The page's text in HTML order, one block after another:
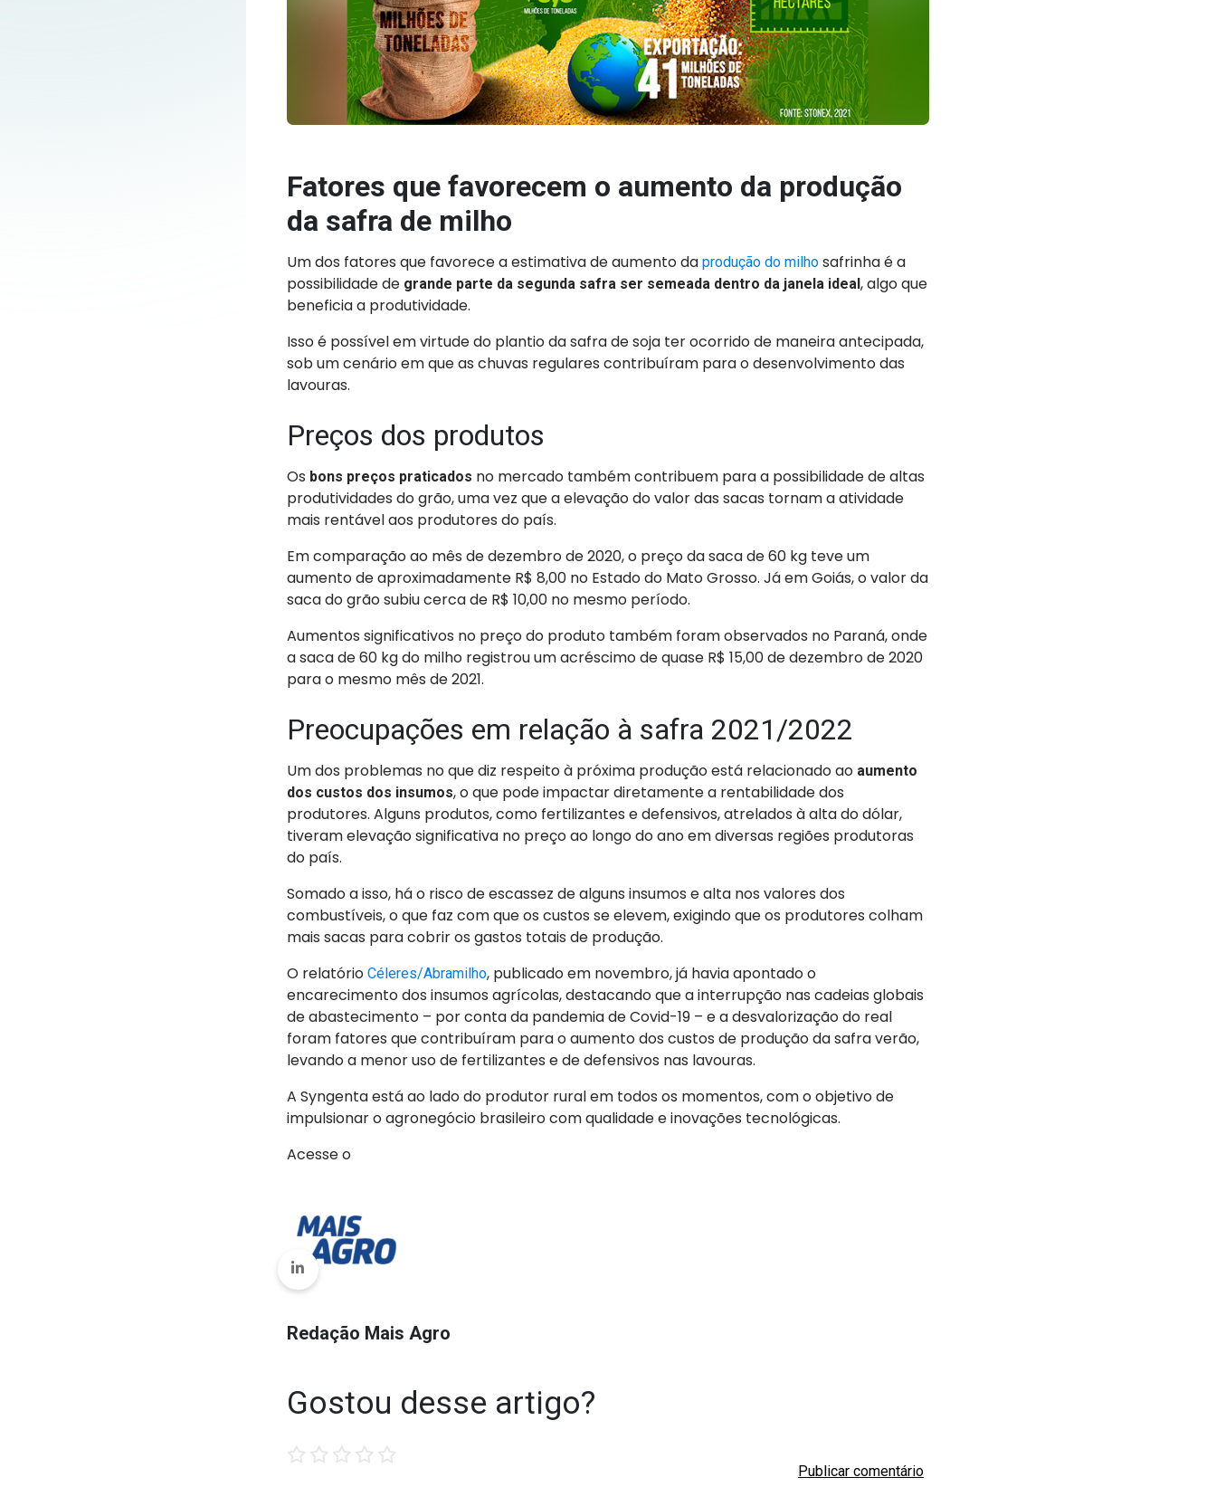
Fatores que favorecem o aumento da produção
da safra de milho
Um dos fatores que favorece a estimativa de aumento da produção do milhosafrinha é a
possibilidade de grande parte da segunda safra ser semeada dentro da janela ideal, algo que
beneficia a produtividade.
Isso é possível em virtude do plantio da safra de soja ter ocorrido de maneira antecipada,
sob um cenário em que as chuvas regulares contribuíram para o desenvolvimento das
lavouras.
Preços dos produtos
Os bons preços praticados no mercado também contribuem para a possibilidade de altas
produtividades do grão, uma vez que a elevação do valor das sacas tornam a atividade
mais rentável aos produtores do país.
Em comparação ao mês de dezembro de 2020, o preço da saca de 60 kg teve um
aumento de aproximadamente R$ 8,00 no Estado do Mato Grosso. Já em Goiás, o valor da
saca do grão subiu cerca de R$ 10,00 no mesmo período.
Aumentos significativos no preço do produto também foram observados no Paraná, onde
a saca de 60 kg do milho registrou um acréscimo de quase R$ 15,00 de dezembro de 2020
para o mesmo mês de 2021.
Preocupações em relação à safra 2021/2022
Um dos problemas no que diz respeito à próxima produção está relacionado ao aumento
dos custos dos insumos, o que pode impactar diretamente a rentabilidade dos
produtores. Alguns produtos, como fertilizantes e defensivos, atrelados à alta do dólar,
tiveram elevação significativa no preço ao longo do ano em diversas regiões produtoras
do país.
Somado a isso, há o risco de escassez de alguns insumos e alta nos valores dos
combustíveis, o que faz com que os custos se elevem, exigindo que os produtores colham
mais sacas para cobrir os gastos totais de produção.
O relatório Céleres/Abramilho, publicado em novembro, já havia apontado o
encarecimento dos insumos agrícolas, destacando que a interrupção nas cadeias globais
de abastecimento – por conta da pandemia de Covid-19 – e a desvalorização do real
foram fatores que contribuíram para o aumento dos custos de produção da safra verão,
levando a menor uso de fertilizantes e de defensivos nas lavouras.
A Syngenta está ao lado do produtor rural em todos os momentos, com o objetivo de
impulsionar o agronegócio brasileiro com qualidade e inovações tecnológicas.
Acesse o
Redação Mais Agro
Gostou desse artigo?
star stars stars stars stars